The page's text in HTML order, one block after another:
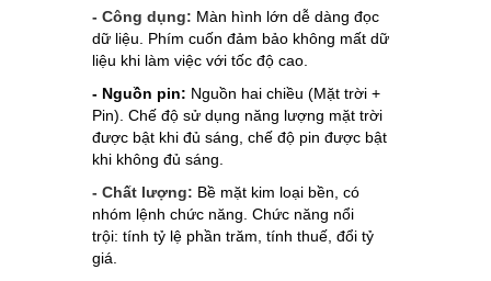
- Công dụng: Màn hình lớn dễ dàng đọc
dữ liệu. Phím cuốn đảm bảo không mất dữ
liệu khi làm việc với tốc độ cao.
- Nguồn pin: Nguồn hai chiều (Mặt trời +
Pin). Chế độ sử dụng năng lượng mặt trời
được bật khi đủ sáng, chế độ pin được bật
khi không đủ sáng.
- Chất lượng: Bề mặt kim loại bền, có
nhóm lệnh chức năng. Chức năng nổi
trội: tính tỷ lệ phần trăm, tính thuế, đổi tỷ
giá.